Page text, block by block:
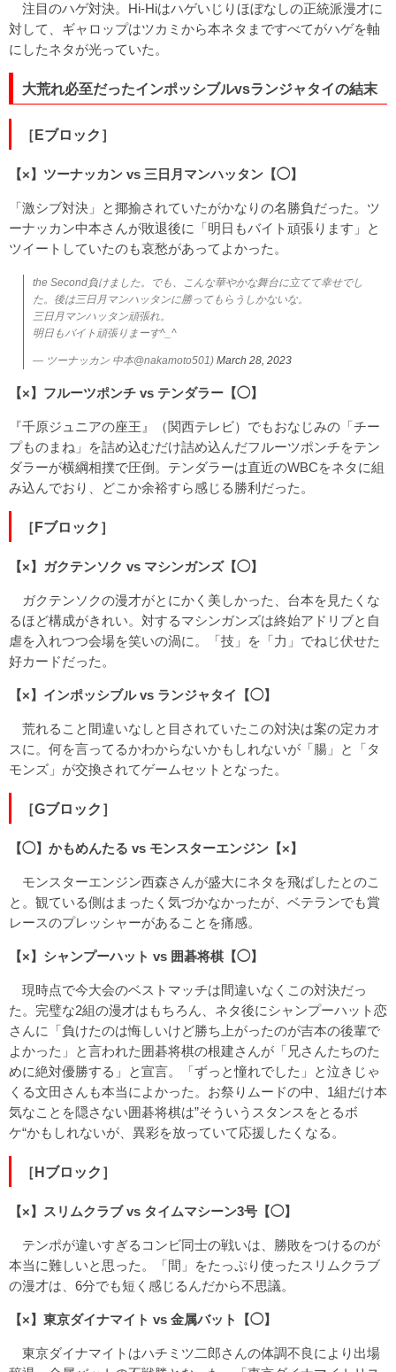
注目のハゲ対決。Hi-Hiはハゲいじりほぼなしの正統派漫才に
対して、ギャロップはツカミから本ネタまですべてがハゲを軸
にしたネタが光っていた。
大荒れ必至だったインポッシブルvsランジャタイの結末
［Eブロック］
【×】ツーナッカン vs 三日月マンハッタン【◯】
「激シブ対決」と揶揄されていたがかなりの名勝負だった。ツ
ーナッカン中本さんが敗退後に「明日もバイト頑張ります」と
ツイートしていたのも哀愁があってよかった。
the Second負けました。でも、こんな華やかな舞台に立てて幸せでし
た。後は三日月マンハッタンに勝ってもらうしかないな。
三日月マンハッタン頑張れ。
明日もバイト頑張りまーす^_^
— ツーナッカン 中本@nakamoto501) March 28, 2023
【×】フルーツポンチ vs テンダラー【◯】
『千原ジュニアの座王』（関西テレビ）でもおなじみの「チー
プものまね」を詰め込むだけ詰め込んだフルーツポンチをテン
ダラーが横綱相撲で圧倒。テンダラーは直近のWBCをネタに組
み込んでおり、どこか余裕すら感じる勝利だった。
［Fブロック］
【×】ガクテンソク vs マシンガンズ【◯】
ガクテンソクの漫才がとにかく美しかった、台本を見たくな
るほど構成がきれい。対するマシンガンズは終始アドリブと自
虐を入れつつ会場を笑いの渦に。「技」を「力」でねじ伏せた
好カードだった。
【×】インポッシブル vs ランジャタイ【◯】
荒れること間違いなしと目されていたこの対決は案の定カオ
スに。何を言ってるかわからないかもしれないが「腸」と「タ
モンズ」が交換されてゲームセットとなった。
［Gブロック］
【◯】かもめんたる vs モンスターエンジン【×】
モンスターエンジン西森さんが盛大にネタを飛ばしたとのこ
と。観ている側はまったく気づかなかったが、ベテランでも賞
レースのプレッシャーがあることを痛感。
【×】シャンプーハット vs 囲碁将棋【◯】
現時点で今大会のベストマッチは間違いなくこの対決だっ
た。完璧な2組の漫才はもちろん、ネタ後にシャンプーハット恋
さんに「負けたのは悔しいけど勝ち上がったのが吉本の後輩で
よかった」と言われた囲碁将棋の根建さんが「兄さんたちのた
めに絶対優勝する」と宣言。「ずっと憧れでした」と泣きじゃ
くる文田さんも本当によかった。お祭りムードの中、1組だけ本
気なことを隠さない囲碁将棋は”そういうスタンスをとるボ
ケ“かもしれないが、異彩を放っていて応援したくなる。
［Hブロック］
【×】スリムクラブ vs タイムマシーン3号【◯】
テンポが違いすぎるコンビ同士の戦いは、勝敗をつけるのが
本当に難しいと思った。「間」をたっぷり使ったスリムクラブ
の漫才は、6分でも短く感じるんだから不思議。
【×】東京ダイナマイト vs 金属バット【◯】
東京ダイナマイトはハチミツ二郎さんの体調不良により出場